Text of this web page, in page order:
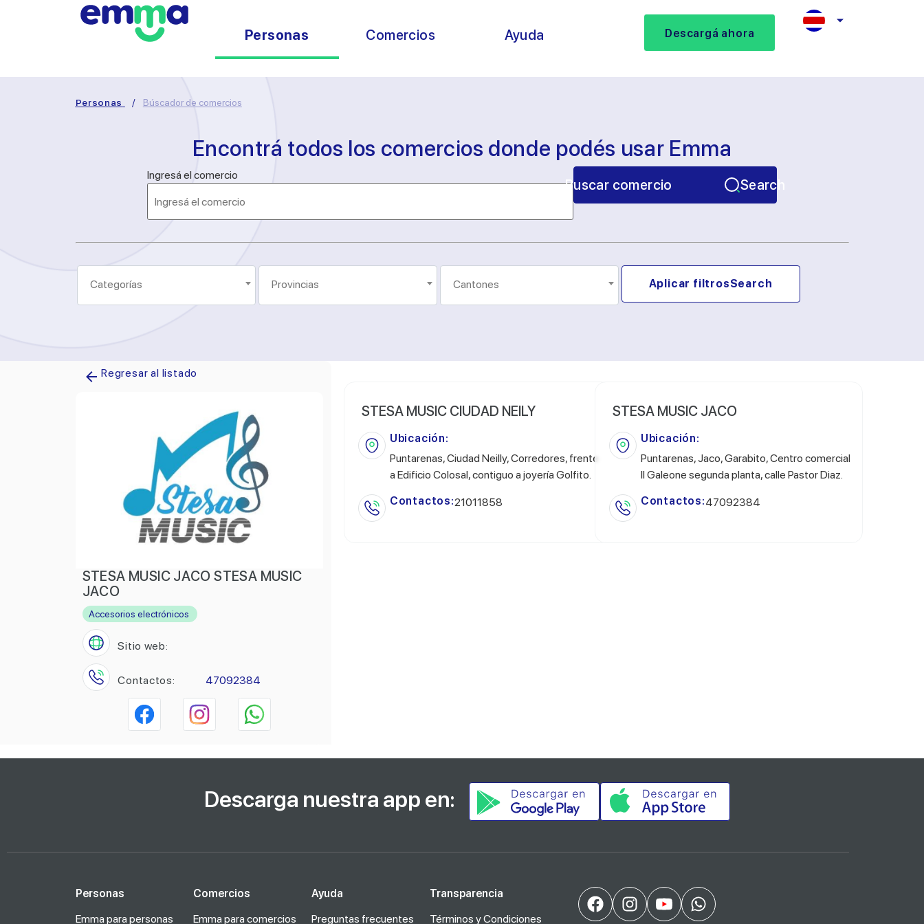
Personas Comercios Ayuda Descargá ahora
Personas / Búscador de comercios
Encontrá todos los comercios donde podés usar Emma
Ingresá el comercio
Buscar comercio Search
Aplicar filtrosSearch
Regresar al listado
STESA MUSIC JACO STESA MUSIC
JACO
Accesorios electrónicos
Sitio web:
Contactos: 47092384
STESA MUSIC CIUDAD NEILY
Ubicación:
Puntarenas, Ciudad Neilly, Corredores, frente
a Edificio Colosal, contiguo a joyería Golfito.
Contactos:21011858
STESA MUSIC JACO
Ubicación:
Puntarenas, Jaco, Garabito, Centro comercial
Il Galeone segunda planta, calle Pastor Diaz.
Contactos:47092384
Descarga nuestra app en:
Personas
Emma para personas
Comercios
Emma para comercios
Ayuda
Preguntas frecuentes
Transparencia
Términos y Condiciones